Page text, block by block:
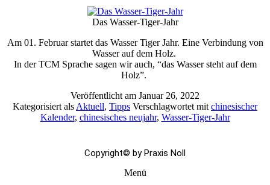
Das Wasser-Tiger-Jahr
Am 01. Februar startet das Wasser Tiger Jahr. Eine Verbindung von
Wasser auf dem Holz.
In der TCM Sprache sagen wir auch, “das Wasser steht auf dem
Holz”.
Veröffentlicht am Januar 26, 2022
Kategorisiert als Aktuell, Tipps Verschlagwortet mit chinesischer
Kalender, chinesisches neujahr, Wasser-Tiger-Jahr
Copyright© by Praxis Noll
Menü